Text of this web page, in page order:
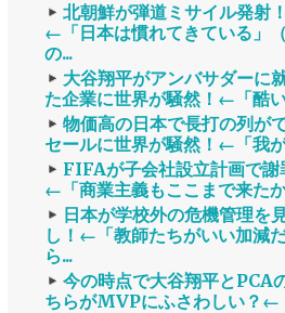
北朝鮮が弾道ミサイル発射！
←「日本は慣れてきている」
の...
大谷翔平がアンバサダーに
た企業に世界が騒然！←「酷
物価高の日本で長打の列が
セールに世界が騒然！←「我
FIFAが子会社設立計画で謝
←「商業主義もここまで来た
日本が学校外の危機管理を
し！←「教師たちがいい加減
ら...
今の時点で大谷翔平とPCA
ちらがMVPにふさわしい？←